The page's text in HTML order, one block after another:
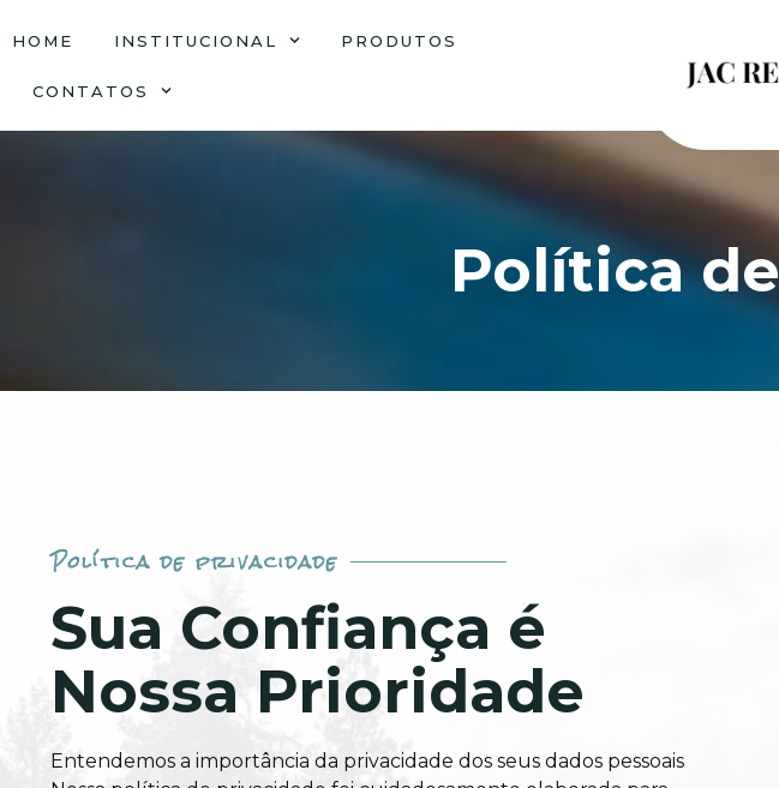
HOME INSTITUCIONAL PRODUTOS
CONTATOS
Política
Política de privacidade
Sua Confiança é
Nossa Prioridade
Entendemos a importância da privacidade dos seus dados pessoais